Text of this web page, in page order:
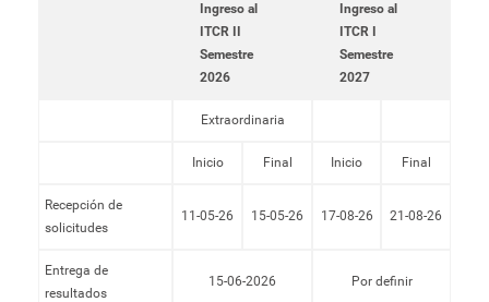
Ingreso al
ITCR II
Semestre
2026
Ingreso al
ITCR I
Semestre
2027
Extraordinaria
Inicio Final Inicio Final
Recepción de
solicitudes
11-05-26 15-05-26 17-08-26 21-08-26
Entrega de
resultados
15-06-2026 Por definir